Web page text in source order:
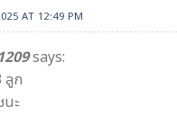
AT 12:49 PM
says:
ลูก
นะ